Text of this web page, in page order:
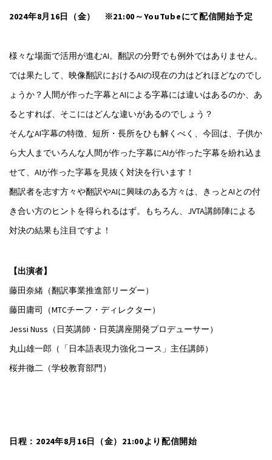
2024年8月16日（金） ※21:00～YouTubeにて配信開始予定
様々な場面で活用が進むAI。翻訳の分野でも例外ではありません。
では果たして、映像翻訳におけるAIの現在の力はどれほどなのでし
ょうか？人間が作った字幕とAIによる字幕には違いはあるのか、あ
るとすれば、そこにはどんな違いがあるのでしょう？
そんなAI字幕の特徴、短所・長所をひも解くべく、今回は、子供か
ら大人までいろんな人間が作った字幕にAIが作った字幕を紛れ込ま
せて、AIが作った字幕を見抜く対決を行います！
翻訳者を志す方々や翻訳やAIに興味のある方々は、きっとAIとの付
き合い方のヒントを得られるはず。もちろん、JVTA講師陣による
対決の結果も注目ですよ！
【出演者】
藤田奈緒（翻訳事業推進部リーダー）
藤田庸司（MTCチーフ・ディレクター）
Jessi Nuss（日英講師・日英講座開発プロデューサー）
丸山雄一郎（「日本語表現力強化コース」主任講師）
桜井徹二（学校教育部門）
日程：2024年8月16日（金）21:00より配信開始